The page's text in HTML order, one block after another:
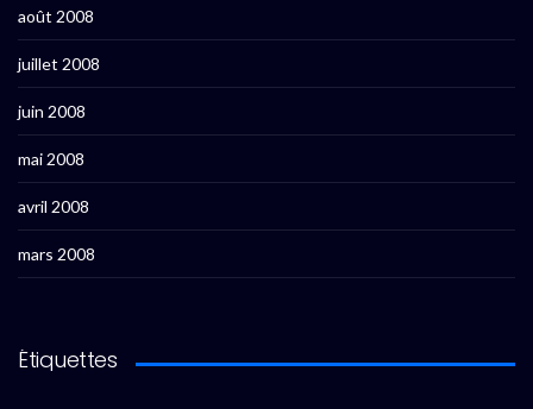
août 2008
juillet 2008
juin 2008
mai 2008
avril 2008
mars 2008
Étiquettes